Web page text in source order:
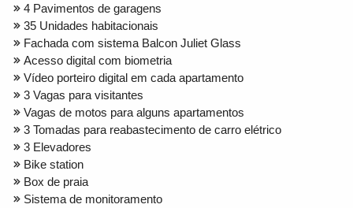
4 Pavimentos de garagens
35 Unidades habitacionais
Fachada com sistema Balcon Juliet Glass
Acesso digital com biometria
Vídeo porteiro digital em cada apartamento
3 Vagas para visitantes
Vagas de motos para alguns apartamentos
3 Tomadas para reabastecimento de carro elétrico
3 Elevadores
Bike station
Box de praia
Sistema de monitoramento